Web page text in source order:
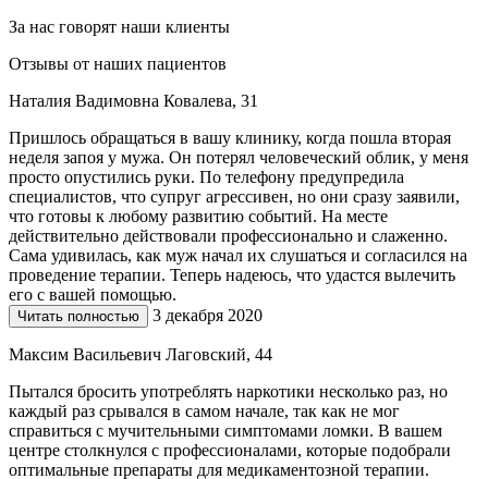
За нас говорят наши клиенты
Отзывы от наших пациентов
Наталия Вадимовна Ковалева, 31
Пришлось обращаться в вашу клинику, когда пошла вторая
неделя запоя у мужа. Он потерял человеческий облик, у меня
просто опустились руки. По телефону предупредила
специалистов, что супруг агрессивен, но они сразу заявили,
что готовы к любому развитию событий. На месте
действительно действовали профессионально и слаженно.
Сама удивилась, как муж начал их слушаться и согласился на
проведение терапии. Теперь надеюсь, что удастся вылечить
его с вашей помощью.
Читать полностью 3 декабря 2020
Максим Васильевич Лаговский, 44
Пытался бросить употреблять наркотики несколько раз, но
каждый раз срывался в самом начале, так как не мог
справиться с мучительными симптомами ломки. В вашем
центре столкнулся с профессионалами, которые подобрали
оптимальные препараты для медикаментозной терапии.